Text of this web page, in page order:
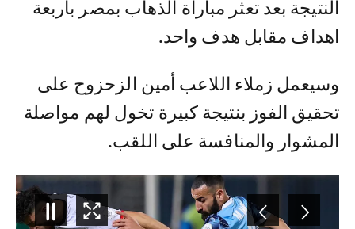
النتيجة بعد تعثر مباراة الذهاب بمصر بأربعة
اهداف مقابل هدف واحد.
وسيعمل زملاء اللاعب أمين الزحزوح على
تحقيق الفوز بنتيجة كبيرة تخول لهم مواصلة
المشوار والمنافسة على اللقب.